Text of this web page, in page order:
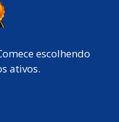
escolhendo
ativos.